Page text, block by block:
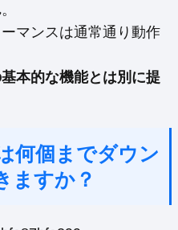
。
マンスは通常通り動作
本的な機能とは別に提
何個までダウン
ますか？